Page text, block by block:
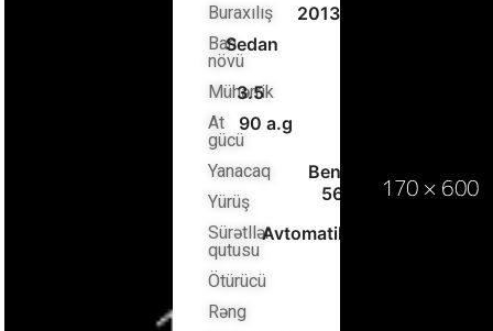
Buraxılış 2013
Ban
növü
Sedan
Mühərrik
3.5
At
gücü
90 a.g
Yanacaq Benzin
Yürüş 5656565
Sürətllər
qutusu
Avtomatik
Ötürücü
Rəng